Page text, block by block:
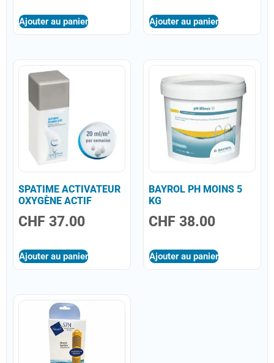
Ajouter au panier Ajouter au panier
SPATIME ACTIVATEUR
OXYGÈNE ACTIF
CHF 37.00
Ajouter au panier
BAYROL PH MOINS 5
KG
CHF 38.00
Ajouter au panier